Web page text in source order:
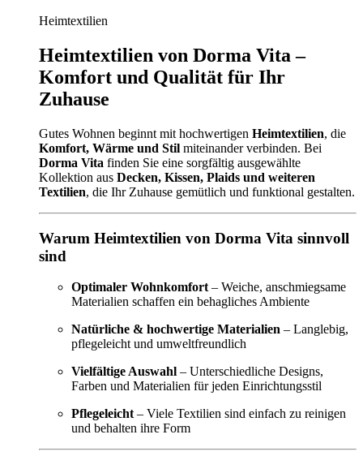
Heimtextilien
Heimtextilien von Dorma Vita –
Komfort und Qualität für Ihr
Zuhause
Gutes Wohnen beginnt mit hochwertigen Heimtextilien, die
Komfort, Wärme und Stil miteinander verbinden. Bei
Dorma Vita finden Sie eine sorgfältig ausgewählte
Kollektion aus Decken, Kissen, Plaids und weiteren
Textilien, die Ihr Zuhause gemütlich und funktional gestalten.
Warum Heimtextilien von Dorma Vita sinnvoll
sind
Optimaler Wohnkomfort – Weiche, anschmiegsame
Materialien schaffen ein behagliches Ambiente
Natürliche & hochwertige Materialien – Langlebig,
pflegeleicht und umweltfreundlich
Vielfältige Auswahl – Unterschiedliche Designs,
Farben und Materialien für jeden Einrichtungsstil
Pflegeleicht – Viele Textilien sind einfach zu reinigen
und behalten ihre Form